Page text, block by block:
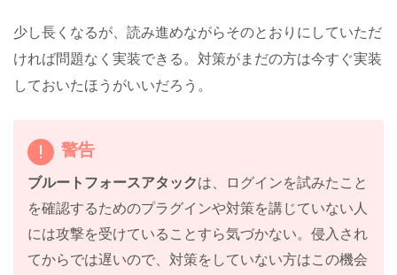
少し長くなるが、読み進めながらそのとおりにしていただ
ければ問題なく実装できる。対策がまだの方は今すぐ実装
しておいたほうがいいだろう。
警告
ブルートフォースアタックは、ログインを試みたこと
を確認するためのプラグインや対策を講じていない人
には攻撃を受けていることすら気づかない。侵入され
てからでは遅いので、対策をしていない方はこの機会